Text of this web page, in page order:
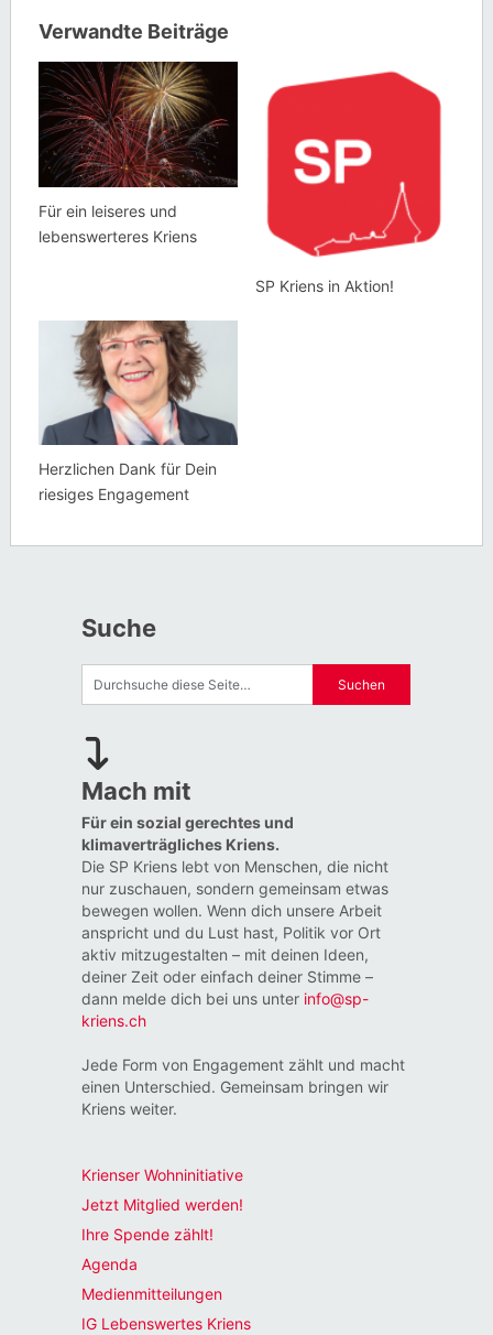
Verwandte Beiträge
Für ein leiseres und
lebenswerteres Kriens
SP Kriens in Aktion!
Herzlichen Dank für Dein
riesiges Engagement
Suche
Mach mit
Für ein sozial gerechtes und
klimaverträgliches Kriens.
Die SP Kriens lebt von Menschen, die nicht
nur zuschauen, sondern gemeinsam etwas
bewegen wollen. Wenn dich unsere Arbeit
anspricht und du Lust hast, Politik vor Ort
aktiv mitzugestalten – mit deinen Ideen,
deiner Zeit oder einfach deiner Stimme –
dann melde dich bei uns unter info@sp-
kriens.ch
Jede Form von Engagement zählt und macht
einen Unterschied. Gemeinsam bringen wir
Kriens weiter.
Krienser Wohninitiative
Jetzt Mitglied werden!
Ihre Spende zählt!
Agenda
Medienmitteilungen
IG Lebenswertes Kriens